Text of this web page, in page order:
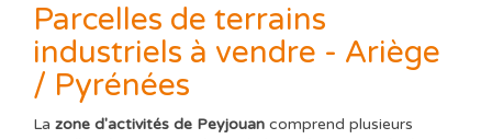
Parcelles de terrains
industriels à vendre - Ariège
/ Pyrénées
La zone d'activités de Peyjouan comprend plusieurs